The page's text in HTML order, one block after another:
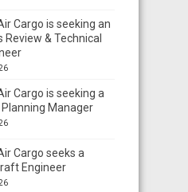
Cargo is seeking an
& Technical
Cargo is seeking a
Manager
Cargo seeks a
Engineer